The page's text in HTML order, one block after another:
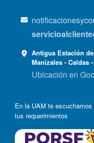
Antigua Estación
Manizales - Caldas
Ubicación en
En la UAM te
tus requerimientos